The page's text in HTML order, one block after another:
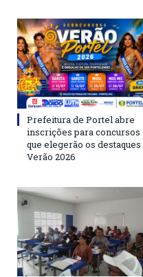
Prefeitura de Portel abre
inscrições para concursos
que elegerão os destaques
Verão 2026